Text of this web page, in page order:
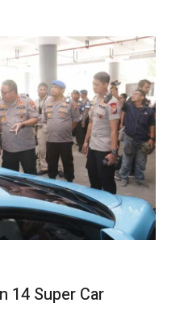
14 Super Car